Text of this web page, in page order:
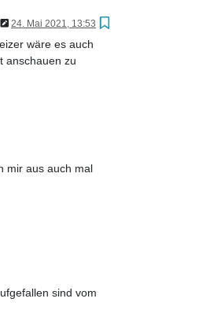
24. Mai 2021, 13:53
wäre es auch
anschauen zu
mir aus auch mal
sind vom